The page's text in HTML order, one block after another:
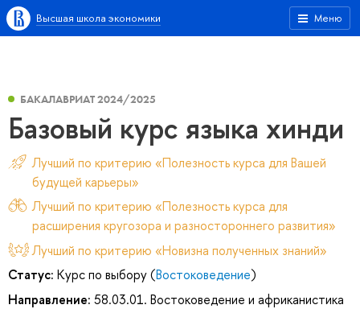
Меню
Высшая школа экономики
БАКАЛАВРИАТ 2024/2025
Базовый курс языка хинди
Лучший по критерию «Полезность курса для Вашей
будущей карьеры»
Лучший по критерию «Полезность курса для
расширения кругозора и разностороннего развития»
Лучший по критерию «Новизна полученных знаний»
Статус: Курс по выбору (Востоковедение)
Направление: 58.03.01. Востоковедение и африканистика